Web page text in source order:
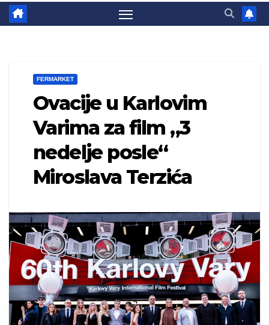
FERMARKET
Ovacije u Karlovim
Varima za film „3
nedelje posle“
Miroslava Terzića